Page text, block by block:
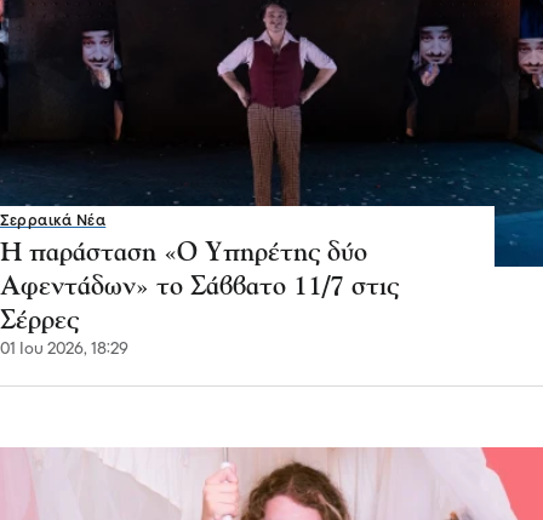
Σερραικά Νέα
Η παράσταση «Ο Υπηρέτης δύο
Αφεντάδων» το Σάββατο 11/7 στις
Σέρρες
01 Ιου 2026, 18:29